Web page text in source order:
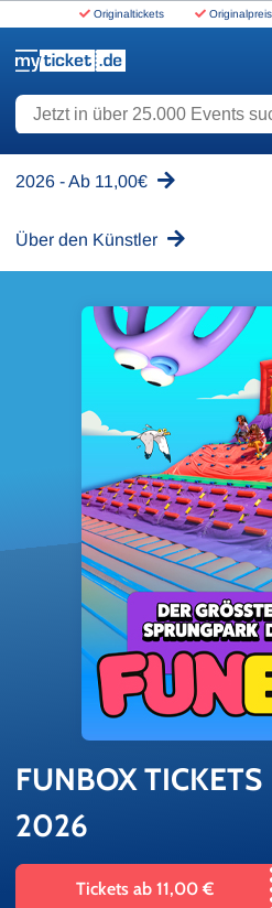
Originaltickets
Jetzt in über 25.000 Events suchen
2026 - Ab 11,00€
Über den Künstler
FUN­BOX TI­CKETS
2026
Tickets ab 11,00 €